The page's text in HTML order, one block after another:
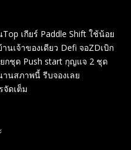
เกียร์ Paddle Shift ใช้น้อย
เจ้าของเดียว Defi จอZDเบิก
กชุด​ Push start กุญแจ 2 ชุด
นสภาพนี้ รีบจองเลย
จัดเต็ม